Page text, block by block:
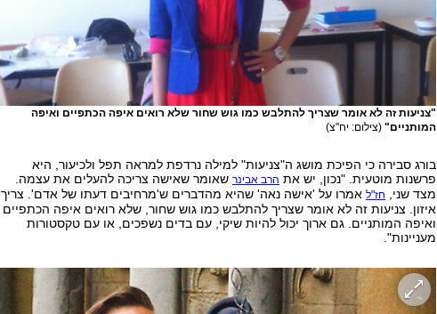
"צניעות זה לא אומר שצריך להתלבש כמו גוש שחור שלא רואים איפה הכתפיים ואיפה
המותניים" (צילום: יח"צ)
בורג סבירה כי הפיכת מושג ה"צניעות" למילה נרדפת למראה תפל ולכיעור, היא
פרשנות מוטעית. "נכון, יש את הרב אבינרשאומר שאישה צריכה להעלים את עצמה.
מצד שני,
חז"לאמרו על 'אישה נאה' שהיא מהדברים ש'מרחיבים דעתו של אדם'. צריך
איזון. צניעות זה לא אומר שצריך להתלבש כמו גוש שחור, שלא רואים איפה הכתפיים
ואיפה המותניים. גם ארוך יכול להיות שיקי, עם בדים נשפכים, או עם טקסטורות
מעניינות".